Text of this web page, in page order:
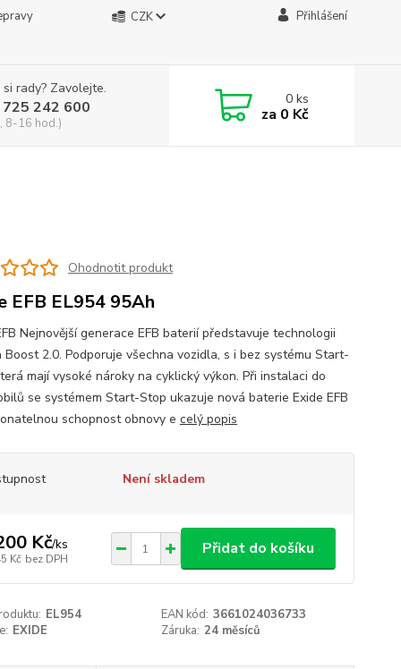
CZK Přihlášení
rady? Zavolejte.
242 600
8-16 hod.)
0ks
za 0 Kč
Ohodnotit produkt
EFB EL954 95Ah
Nejnovější generace EFB baterií představuje technologii
Boost 2.0. Podporuje všechna vozidla, s i bez systému Start-
mají vysoké nároky na cyklický výkon. Při instalaci do
se systémem Start-Stop ukazuje nová baterie Exide EFB
schopnost obnovy e celý popis
Není skladem
Kč/ks
Kč bez DPH
Přidat do košíku
EL954 EAN kód: 3661024036733
EXIDE Záruka: 24 měsíců